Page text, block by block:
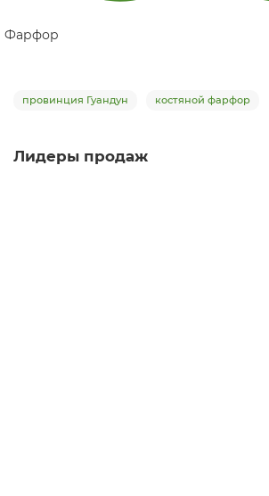
Фарфор
провинция Гуандун костяной фарфор
Лидеры продаж